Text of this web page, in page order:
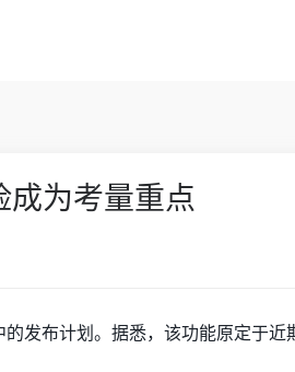
成为考量重点
的发布计划。据悉，该功能原定于